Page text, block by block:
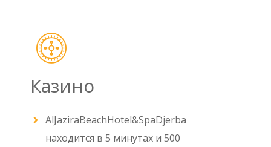
Казино
AlJaziraBeachHotel&SpaDjerba
находится в 5 минутах и 500